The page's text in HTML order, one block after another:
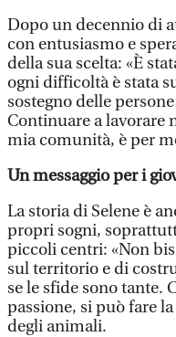
Dopo un decennio di
con entusiasmo e
della sua scelta: «È
ogni difficoltà è stata
sostegno delle
Continuare a lavorare
mia comunità, è per
Un messaggio per i
La storia di Selene è
propri sogni,
piccoli centri: «Non
sul territorio e di
se le sfide sono tante.
passione, si può fare
degli animali.